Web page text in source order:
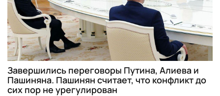
Завершились переговоры Путина, Алиева и
Пашиняна. Пашинян считает, что конфликт до
сих пор не урегулирован